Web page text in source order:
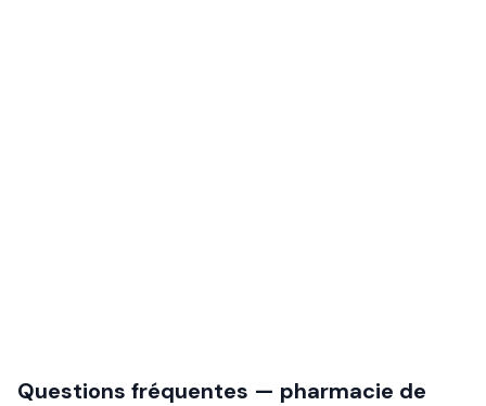
Questions fréquentes — pharmacie de